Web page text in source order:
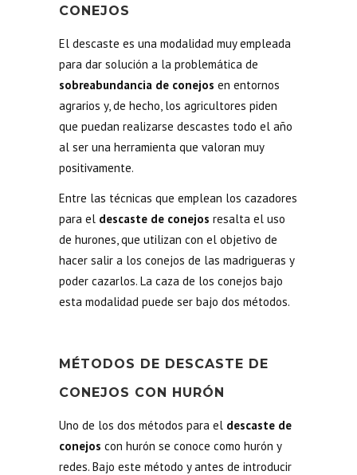
CONEJOS
El descaste es una modalidad muy empleada
para dar solución a la problemática de
sobreabundancia de conejos en entornos
agrarios y, de hecho, los agricultores piden
que puedan realizarse descastes todo el año
al ser una herramienta que valoran muy
positivamente.
Entre las técnicas que emplean los cazadores
para el descaste de conejos resalta el uso
de hurones, que utilizan con el objetivo de
hacer salir a los conejos de las madrigueras y
poder cazarlos. La caza de los conejos bajo
esta modalidad puede ser bajo dos métodos.
MÉTODOS DE DESCASTE DE
CONEJOS CON HURÓN
Uno de los dos métodos para el descaste de
conejos con hurón se conoce como hurón y
redes. Bajo este método y antes de introducir